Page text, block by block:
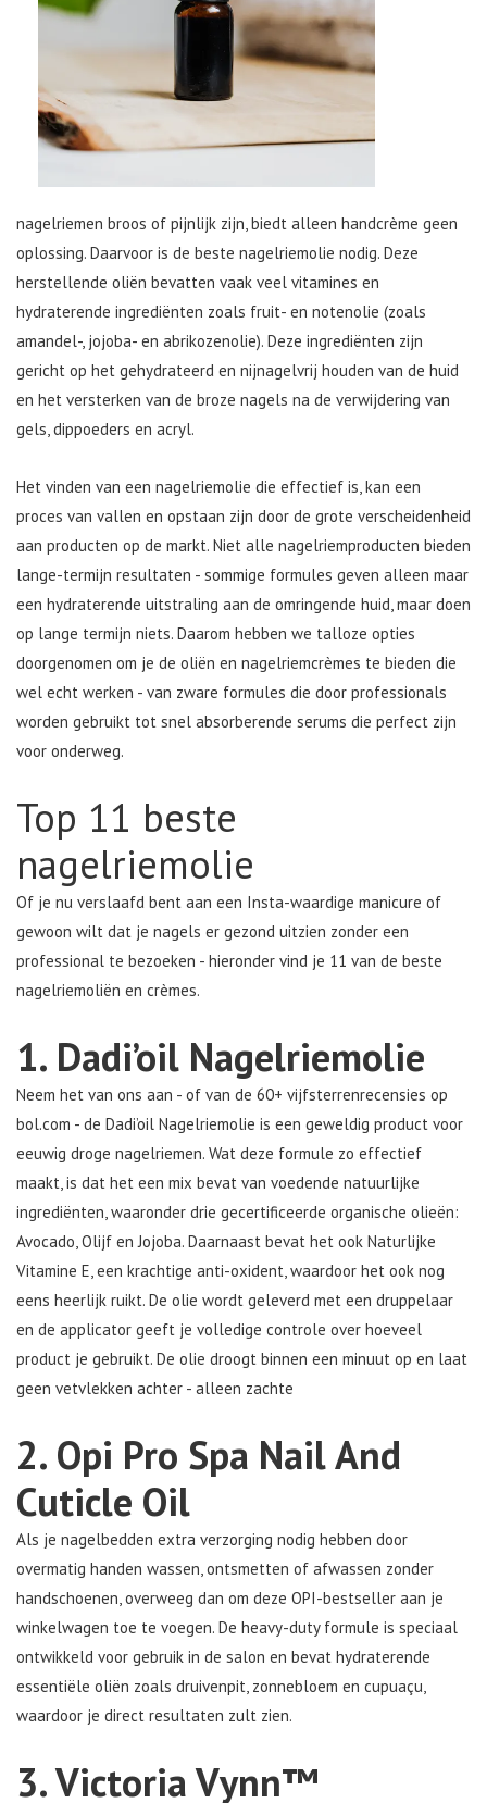
nagelriemen broos of pijnlijk zijn, biedt alleen handcrème geen
oplossing. Daarvoor is de beste nagelriemolie nodig. Deze
herstellende oliën bevatten vaak veel vitamines en
hydraterende ingrediënten zoals fruit- en notenolie (zoals
amandel-, jojoba- en abrikozenolie). Deze ingrediënten zijn
gericht op het gehydrateerd en nijnagelvrij houden van de huid
en het versterken van de broze nagels na de verwijdering van
gels, dippoeders en acryl.
Het vinden van een nagelriemolie die effectief is, kan een
proces van vallen en opstaan zijn door de grote verscheidenheid
aan producten op de markt. Niet alle nagelriemproducten bieden
lange-termijn resultaten - sommige formules geven alleen maar
een hydraterende uitstraling aan de omringende huid, maar doen
op lange termijn niets. Daarom hebben we talloze opties
doorgenomen om je de oliën en nagelriemcrèmes te bieden die
wel echt werken - van zware formules die door professionals
worden gebruikt tot snel absorberende serums die perfect zijn
voor onderweg.
Top 11 beste
nagelriemolie
Of je nu verslaafd bent aan een Insta-waardige manicure of
gewoon wilt dat je nagels er gezond uitzien zonder een
professional te bezoeken - hieronder vind je 11 van de beste
nagelriemoliën en crèmes.
1. Dadi’oil Nagelriemolie
Neem het van ons aan - of van de 60+ vijfsterrenrecensies op
bol.com - de Dadi’oil Nagelriemolie is een geweldig product voor
eeuwig droge nagelriemen. Wat deze formule zo effectief
maakt, is dat het een mix bevat van voedende natuurlijke
ingrediënten, waaronder drie gecertificeerde organische olieën:
Avocado, Olijf en Jojoba. Daarnaast bevat het ook Naturlijke
Vitamine E, een krachtige anti-oxident, waardoor het ook nog
eens heerlijk ruikt. De olie wordt geleverd met een druppelaar
en de applicator geeft je volledige controle over hoeveel
product je gebruikt. De olie droogt binnen een minuut op en laat
geen vetvlekken achter - alleen zachte
2. Opi Pro Spa Nail And
Cuticle Oil
Als je nagelbedden extra verzorging nodig hebben door
overmatig handen wassen, ontsmetten of afwassen zonder
handschoenen, overweeg dan om deze OPI-bestseller aan je
winkelwagen toe te voegen. De heavy-duty formule is speciaal
ontwikkeld voor gebruik in de salon en bevat hydraterende
essentiële oliën zoals druivenpit, zonnebloem en cupuaçu,
waardoor je direct resultaten zult zien.
3. Victoria Vynn™